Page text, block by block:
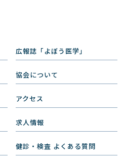
広報誌「よぼう医学」
協会について
アクセス
求人情報
健診・検査 よくある質問